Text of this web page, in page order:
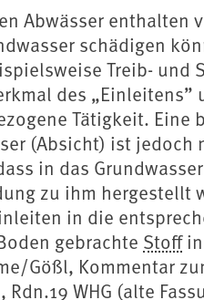
Abwässer enthalten
schädigen
Treib- und
des
Tätigkeit. Eine
(Absicht) ist
in das
zu ihm hergestellt
in die
gebrachte Stoffin
Gößl, Kommentar
WHG (alte